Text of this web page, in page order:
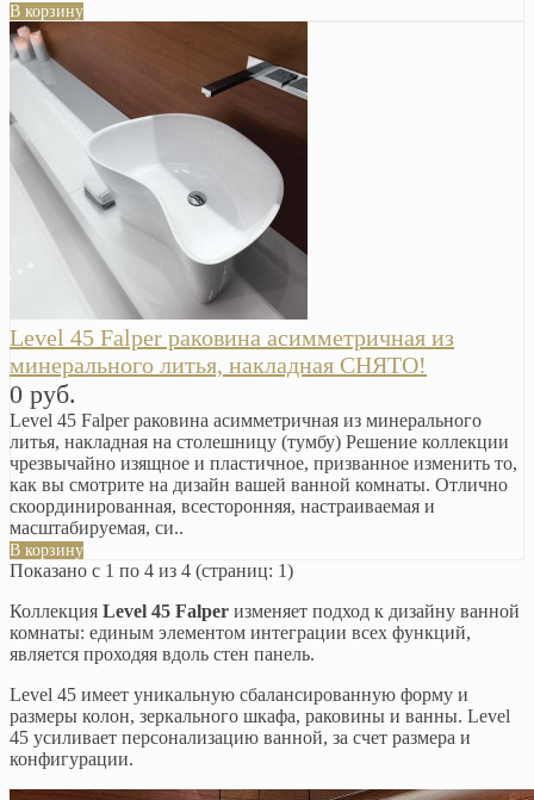
В корзину
Level 45 Falper раковина асимметричная из
минерального литья, накладная СНЯТО!
0 руб.
Level 45 Falper раковина асимметричная из минерального
литья, накладная на столешницу (тумбу) Решение коллекции
чрезвычайно изящное и пластичное, призванное изменить то,
как вы смотрите на дизайн вашей ванной комнаты. Отлично
скоординированная, всесторонняя, настраиваемая и
масштабируемая, си..
В корзину
Показано с 1 по 4 из 4 (страниц: 1)
Коллекция Level 45 Falper изменяет подход к дизайну ванной
комнаты: единым элементом интеграции всех функций,
является проходяя вдоль стен панель.
Level 45 имеет уникальную сбалансированную форму и
размеры колон, зеркального шкафа, раковины и ванны. Level
45 усиливает персонализацию ванной, за счет размера и
конфигурации.